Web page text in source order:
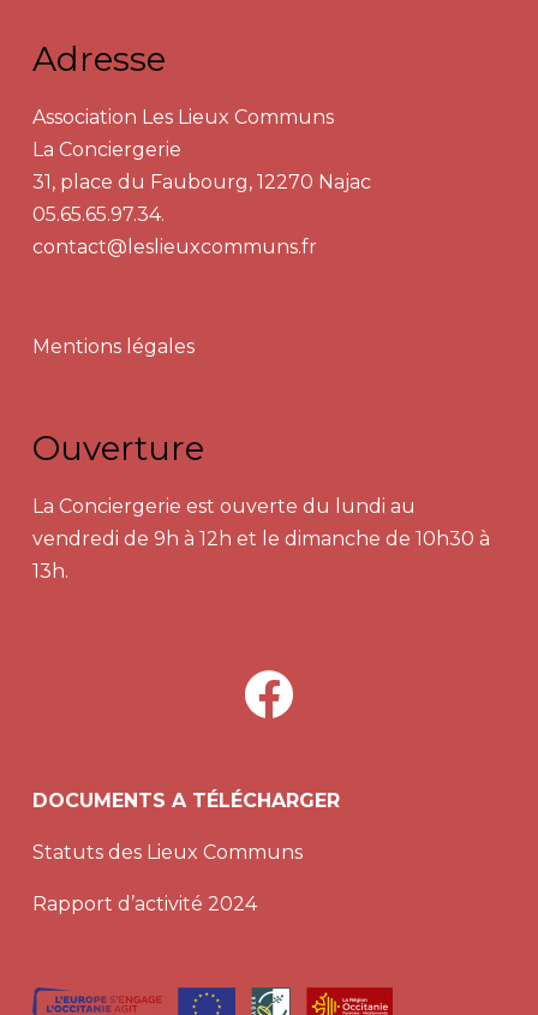
Adresse
Association Les Lieux Communs
La Conciergerie
31, place du Faubourg, 12270 Najac
05.65.65.97.34.
contact@leslieuxcommuns.fr
Mentions légales
Ouverture
La Conciergerie est ouverte du lundi au
vendredi de 9h à 12h et le dimanche de 10h30 à
13h.
facebook
DOCUMENTS A TÉLÉCHARGER
Statuts des Lieux Communs
Rapport d’activité 2024